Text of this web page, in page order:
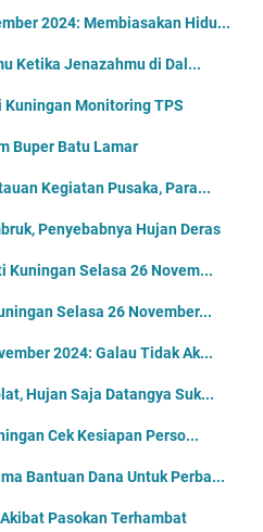
2024: Membiasakan Hidu...
Ketika Jenazahmu di Dal...
Monitoring TPS
Buper Batu Lamar
Kegiatan Pusaka, Para...
Penyebabnya Hujan Deras
Kuningan Selasa 26 Novem...
Selasa 26 November...
2024: Galau Tidak Ak...
Hujan Saja Datangya Suk...
Cek Kesiapan Perso...
Bantuan Dana Untuk Perba...
Pasokan Terhambat